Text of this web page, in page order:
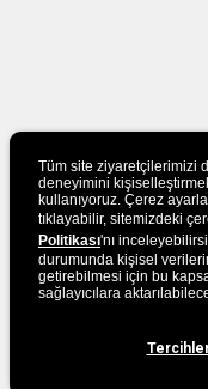
Tüm site ziyaretçilerimizi
deneyimini
kullanıyoruz. Çerez
tıklayabilir, sitemizdeki
Politikası'nı
durumunda kişisel
getirebilmesi için bu
sağlayıcılara